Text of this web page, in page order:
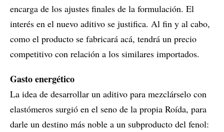
encarga de los ajustes finales de la formulación. El
interés en el nuevo aditivo se justifica. Al fin y al cabo,
como el producto se fabricará acá, tendrá un precio
competitivo con relación a los similares importados.
Gasto energético
La idea de desarrollar un aditivo para mezclárselo con
elastómeros surgió en el seno de la propia Roída, para
darle un destino más noble a un subproducto del fenol: